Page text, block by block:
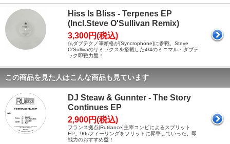
Hiss Is Bliss - Terpenes EP
(Incl.Steve O'Sullivan Remix)
3,300円(税込)
仏ダブテクノ筆頭格が[Syncrophone]に参戦。Steve
O'Sullivaのリミックスを搭載した4/4のミニマル・ダブテ
ック即戦力盤！
この商品を見た人はこんな商品も見ています
DJ Steaw & Gunnter - The Story
Continues EP
2,900円(税込)
フランス拠点[Rutilance]主宰コンビによるスプリット
EP。90sフィーリングをソリッドに昇華していった、即
戦力のおすすめ盤！